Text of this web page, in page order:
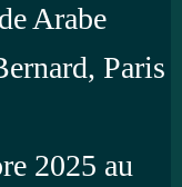
Arabe
Paris
2025 au